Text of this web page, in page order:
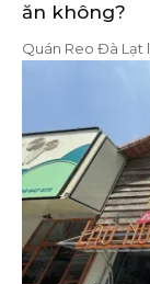
ăn không?
Quán Reo Đà